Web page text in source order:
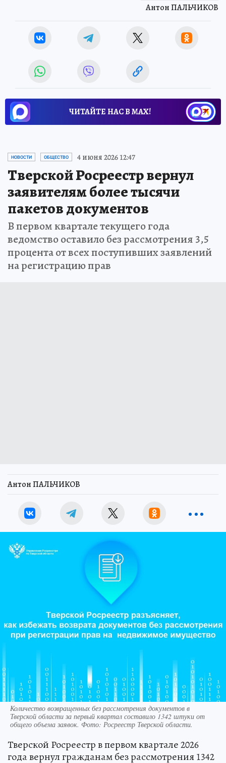
Антон ПАЛЬЧИКОВ
ЧИТАЙТЕ НАС В МАХ!
НОВОСТИ ОБЩЕСТВО 4 июня 2026 12:47
Тверской Росреестр вернул
заявителям более тысячи
пакетов документов
В первом квартале текущего года
ведомство оставило без рассмотрения 3,5
процента от всех поступивших заявлений
на регистрацию прав
Антон ПАЛЬЧИКОВ
Количество возвращенных без рассмотрения документов в
Тверской области за первый квартал составило 1342 штуки от
общего объема заявок. Фото: Росреестр Тверской области.
Тверской Росреестр в первом квартале 2026
года вернул гражданам без рассмотрения 1342